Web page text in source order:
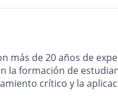
más de 20 años de
la formación de
crítico y la